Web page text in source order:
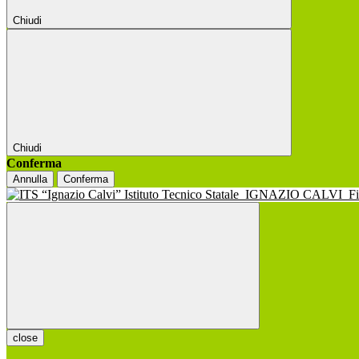
Chiudi
Chiudi
Conferma
Annulla Conferma
Istituto Tecnico Statale IGNAZIO CALVI
close